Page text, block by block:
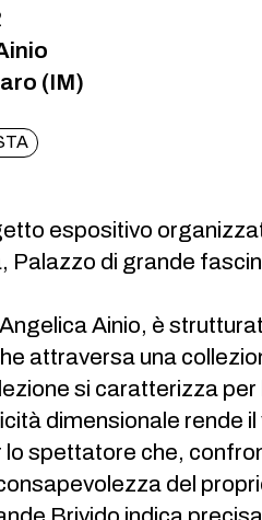
(IM)
espositivo
Palazzo di grande
Ainio, è
attraversa una
si caratterizza
dimensionale rende
spettatore che,
del